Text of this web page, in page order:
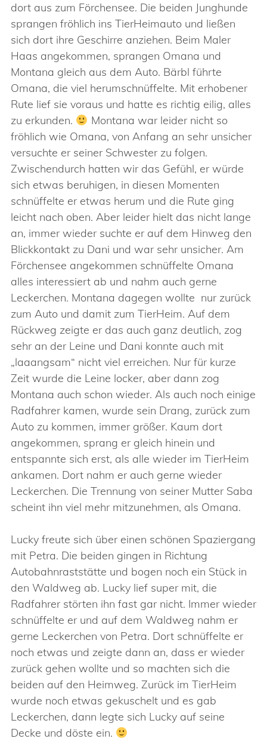
dort aus zum Förchensee. Die beiden Junghunde
sprangen fröhlich ins TierHeimauto und ließen
sich dort ihre Geschirre anziehen. Beim Maler
Haas angekommen, sprangen Omana und
Montana gleich aus dem Auto. Bärbl führte
Omana, die viel herumschnüffelte. Mit erhobener
Rute lief sie voraus und hatte es richtig eilig, alles
zu erkunden.
Montana war leider nicht so
fröhlich wie Omana, von Anfang an sehr unsicher
versuchte er seiner Schwester zu folgen.
Zwischendurch hatten wir das Gefühl, er würde
sich etwas beruhigen, in diesen Momenten
schnüffelte er etwas herum und die Rute ging
leicht nach oben. Aber leider hielt das nicht lange
an, immer wieder suchte er auf dem Hinweg den
Blickkontakt zu Dani und war sehr unsicher. Am
Förchensee angekommen schnüffelte Omana
alles interessiert ab und nahm auch gerne
Leckerchen. Montana dagegen wollte nur zurück
zum Auto und damit zum TierHeim. Auf dem
Rückweg zeigte er das auch ganz deutlich, zog
sehr an der Leine und Dani konnte auch mit
„laaangsam“ nicht viel erreichen. Nur für kurze
Zeit wurde die Leine locker, aber dann zog
Montana auch schon wieder. Als auch noch einige
Radfahrer kamen, wurde sein Drang, zurück zum
Auto zu kommen, immer größer. Kaum dort
angekommen, sprang er gleich hinein und
entspannte sich erst, als alle wieder im TierHeim
ankamen. Dort nahm er auch gerne wieder
Leckerchen. Die Trennung von seiner Mutter Saba
scheint ihn viel mehr mitzunehmen, als Omana.
Lucky freute sich über einen schönen Spaziergang
mit Petra. Die beiden gingen in Richtung
Autobahnraststätte und bogen noch ein Stück in
den Waldweg ab. Lucky lief super mit, die
Radfahrer störten ihn fast gar nicht. Immer wieder
schnüffelte er und auf dem Waldweg nahm er
gerne Leckerchen von Petra. Dort schnüffelte er
noch etwas und zeigte dann an, dass er wieder
zurück gehen wollte und so machten sich die
beiden auf den Heimweg. Zurück im TierHeim
wurde noch etwas gekuschelt und es gab
Leckerchen, dann legte sich Lucky auf seine
Decke und döste ein.